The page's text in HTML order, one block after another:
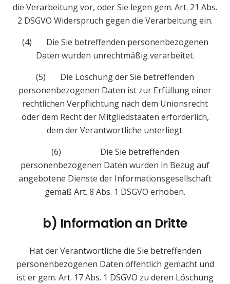
die Verarbeitung vor, oder Sie legen gem. Art. 21 Abs.
2 DSGVO Widerspruch gegen die Verarbeitung ein.
(4) Die Sie betreffenden personenbezogenen
Daten wurden unrechtmäßig verarbeitet.
(5) Die Löschung der Sie betreffenden
personenbezogenen Daten ist zur Erfüllung einer
rechtlichen Verpflichtung nach dem Unionsrecht
oder dem Recht der Mitgliedstaaten erforderlich,
dem der Verantwortliche unterliegt.
(6) Die Sie betreffenden
personenbezogenen Daten wurden in Bezug auf
angebotene Dienste der Informationsgesellschaft
gemäß Art. 8 Abs. 1 DSGVO erhoben.
b) Information an Dritte
Hat der Verantwortliche die Sie betreffenden
personenbezogenen Daten öffentlich gemacht und
ist er gem. Art. 17 Abs. 1 DSGVO zu deren Löschung